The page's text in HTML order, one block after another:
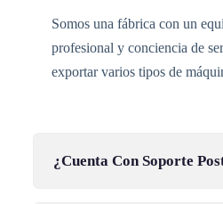
Somos una fábrica con un
profesional y conciencia de
exportar varios tipos de
¿Cuenta Con Soporte